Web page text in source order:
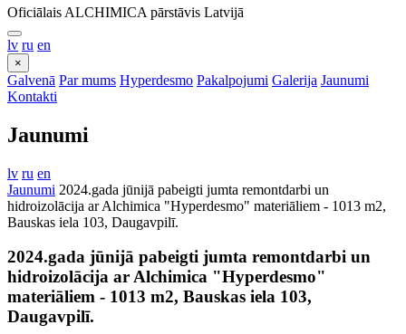
Oficiālais ALCHIMICA pārstāvis Latvijā
lv ru en
×
Galvenā Par mums Hyperdesmo Pakalpojumi Galerija Jaunumi
Kontakti
Jaunumi
lv ru en
Jaunumi 2024.gada jūnijā pabeigti jumta remontdarbi un
hidroizolācija ar Alchimica "Hyperdesmo" materiāliem - 1013 m2,
Bauskas iela 103, Daugavpilī.
2024.gada jūnijā pabeigti jumta remontdarbi un
hidroizolācija ar Alchimica "Hyperdesmo"
materiāliem - 1013 m2, Bauskas iela 103,
Daugavpilī.